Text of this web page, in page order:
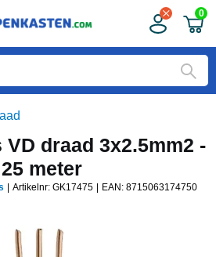
0
draad 3x2.5mm2 -
meter
Artikelnr: GK17475 EAN: 8715063174750